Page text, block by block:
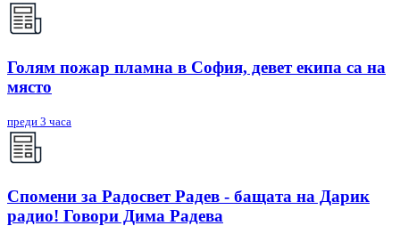
Голям пожар пламна в София, девет екипа са на
място
преди 3 часа
Спомени за Радосвет Радев - бащата на Дарик
радио! Говори Дима Радева